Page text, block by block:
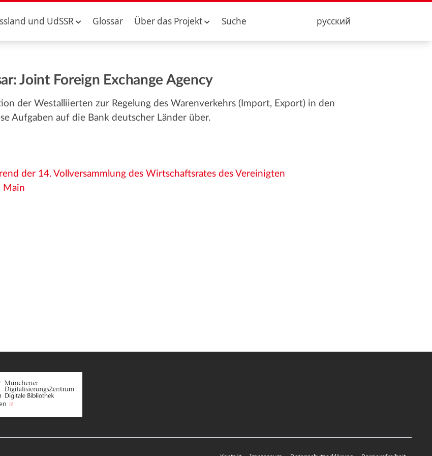
und UdSSR Glossar Über das Projekt Suche русский
Joint Foreign Exchange Agency
der Westalliierten zur Regelung des Warenverkehrs (Import, Export) in den
Aufgaben auf die Bank deutscher Länder über.
der 14. Vollversammlung des Wirtschaftsrates des Vereinigten
Main